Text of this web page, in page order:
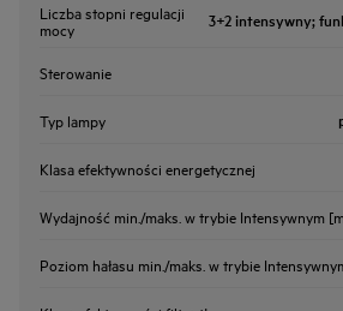
Liczba stopni regulacji
mocy 3+2 intensywny;
Sterowanie
Typ lampy
Klasa efektywności energetycznej
Wydajność min./maks. w trybie Intensywnym
Poziom hałasu min./maks. w trybie